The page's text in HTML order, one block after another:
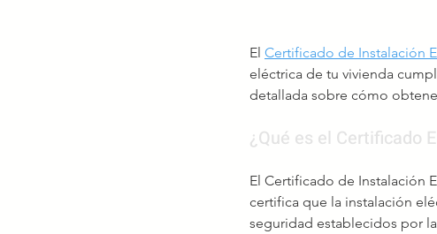
El Certificado de Instalación
eléctrica de tu vivienda
detallada sobre cómo
¿Qué es el Certificado
El Certificado de Instalación
certifica que la instalación
seguridad establecidos por